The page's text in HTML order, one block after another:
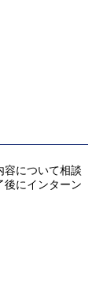
容について相談
後にインターン